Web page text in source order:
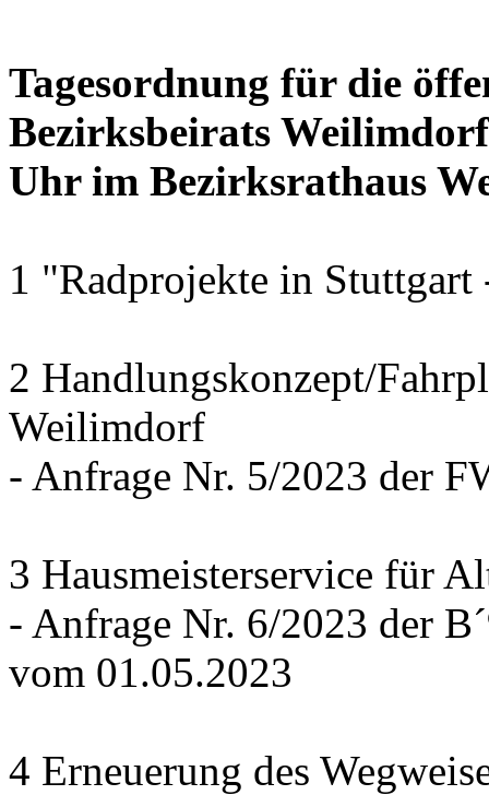
Tagesordnung für die
Bezirksbeirats
Uhr im Bezirksrathaus
1 "Radprojekte in
2 Handlungskonzept/
Weilimdorf
- Anfrage Nr. 5/2023 der
3 Hausmeisterservice für
- Anfrage Nr. 6/2023 der
vom 01.05.2023
4 Erneuerung des